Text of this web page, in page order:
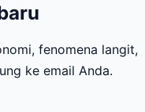
fenomena langit,
ke email Anda.